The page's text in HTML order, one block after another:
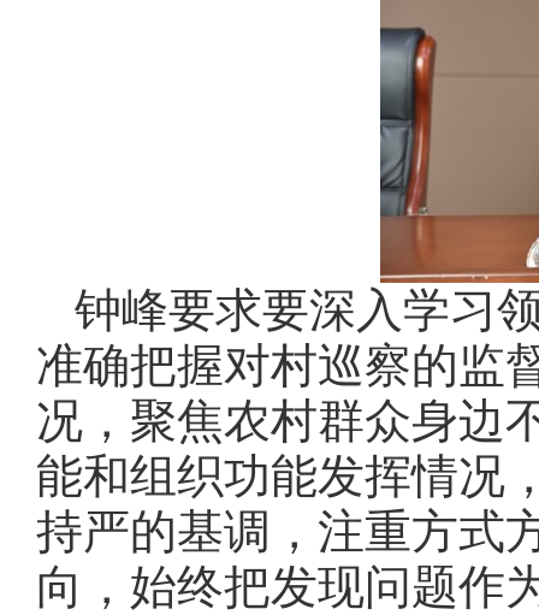
钟峰要求要深入学习
准确把握对村巡察的监
况，聚焦农村群众身边
能和组织功能发挥情况
持严的基调，注重方式
向，始终把发现问题作